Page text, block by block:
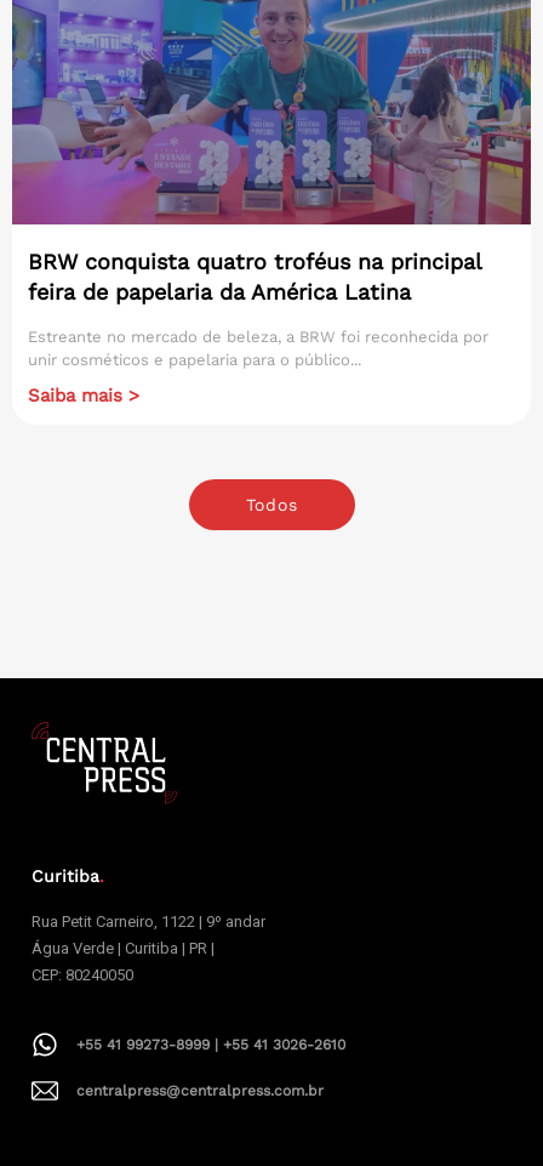
BRW conquista quatro troféus na principal
feira de papelaria da América Latina
Estreante no mercado de beleza, a BRW foi reconhecida por
unir cosméticos e papelaria para o público...
Saiba mais >
Todos
Curitiba.
Rua Petit Carneiro, 1122 | 9º andar
Água Verde | Curitiba | PR |
CEP: 80240050
+55 41 99273-8999 | +55 41 3026-2610
centralpress@centralpress.com.br